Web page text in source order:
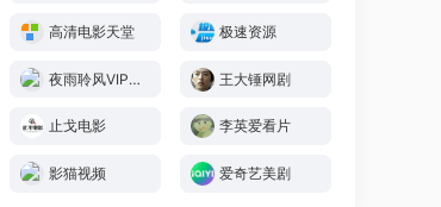
高清电影天堂 极速资源
夜雨聆风VIP视频解析 王大锤网剧
止戈电影 李英爱看片
影猫视频 爱奇艺美剧